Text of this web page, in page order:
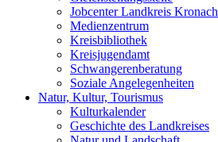
Jobcenter Landkreis Kronach
Medienzentrum
Kreisbibliothek
Kreisjugendamt
Schwangerenberatung
Soziale Angelegenheiten
Natur, Kultur, Tourismus
Kulturkalender
Geschichte des Landkreises